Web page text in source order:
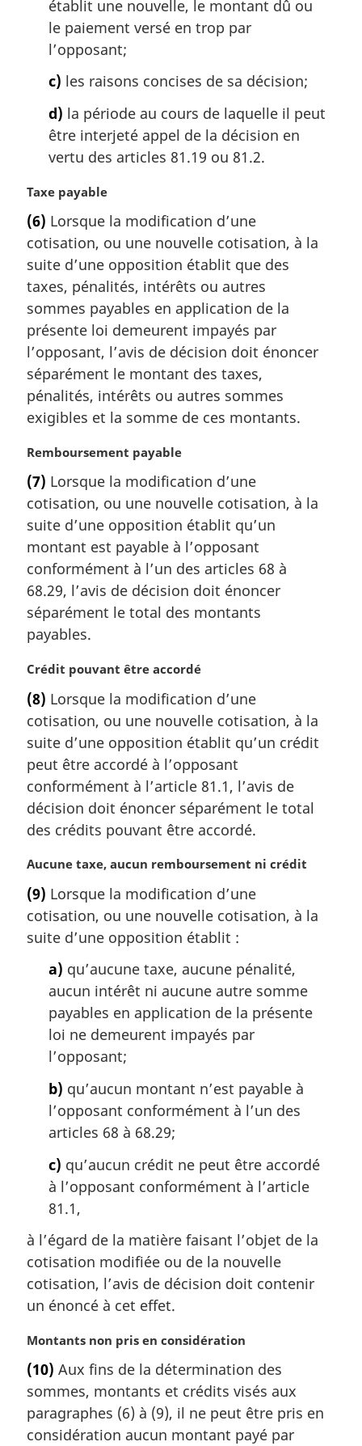
établit une nouvelle, le montant dû ou
le paiement versé en trop par
l’opposant;
c) les raisons concises de sa décision;
d) la période au cours de laquelle il peut
être interjeté appel de la décision en
vertu des articles 81.19 ou 81.2.
N
t
e
m
a
g
i
n
a
e
:
Taxe payable
(6) Lorsque la modification d’une
cotisation, ou une nouvelle cotisation, à la
suite d’une opposition établit que des
taxes, pénalités, intérêts ou autres
sommes payables en application de la
présente loi demeurent impayés par
l’opposant, l’avis de décision doit énoncer
séparément le montant des taxes,
pénalités, intérêts ou autres sommes
exigibles et la somme de ces montants.
N
t
e
m
a
g
i
n
a
l
e
Remboursement payable
(7) Lorsque la modification d’une
cotisation, ou une nouvelle cotisation, à la
suite d’une opposition établit qu’un
montant est payable à l’opposant
conformément à l’un des articles 68 à
68.29, l’avis de décision doit énoncer
séparément le total des montants
payables.
N
t
e
m
r
g
i
n
l
:
Crédit pouvant être accordé
(8) Lorsque la modification d’une
cotisation, ou une nouvelle cotisation, à la
suite d’une opposition établit qu’un crédit
peut être accordé à l’opposant
conformément à l’article 81.1, l’avis de
décision doit énoncer séparément le total
des crédits pouvant être accordé.
N
t
e
m
Aucune taxe, aucun remboursement ni crédit
(9) Lorsque la modification d’une
cotisation, ou une nouvelle cotisation, à la
suite d’une opposition établit :
a) qu’aucune taxe, aucune pénalité,
aucun intérêt ni aucune autre somme
payables en application de la présente
loi ne demeurent impayés par
l’opposant;
b) qu’aucun montant n’est payable à
l’opposant conformément à l’un des
articles 68 à 68.29;
c) qu’aucun crédit ne peut être accordé
à l’opposant conformément à l’article
81.1,
à l’égard de la matière faisant l’objet de la
cotisation modifiée ou de la nouvelle
cotisation, l’avis de décision doit contenir
un énoncé à cet effet.
N
t
e
m
a
Montants non pris en considération
(10) Aux fins de la détermination des
sommes, montants et crédits visés aux
paragraphes (6) à (9), il ne peut être pris en
considération aucun montant payé par